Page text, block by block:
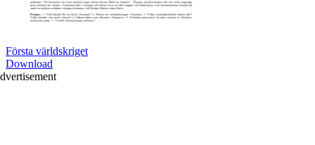
Första världskriget
Download